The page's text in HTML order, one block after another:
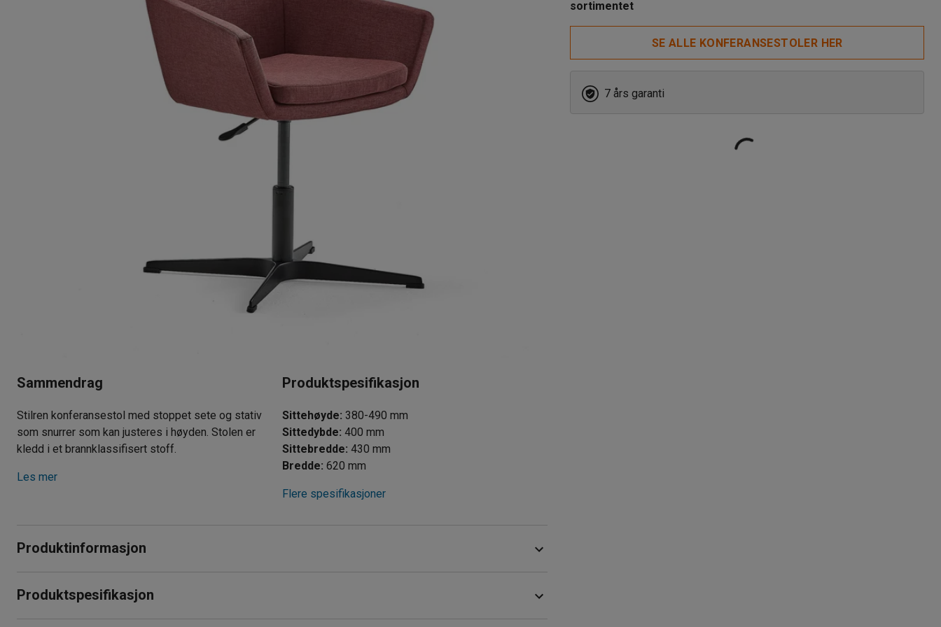
Sammendrag
Stilren konferansestol med stoppet sete og stativ
som snurrer som kan justeres i høyden. Stolen er
kledd i et brannklassifisert stoff.
Les mer
Produktspesifikasjon
Sittehøyde: 380-490 mm
Sittedybde: 400 mm
Sittebredde: 430 mm
Bredde: 620 mm
Flere spesifikasjoner
Produktinformasjon
finnes i fire ulike farger så de enkelt kan passe inn i din innredning.
Produktspesifikasjon
sortimentet
SE ALLE KONFERANSESTOLER HER
7 års garanti